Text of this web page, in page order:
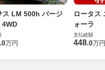
ス LM 500h バージ
4WD
0万円
ロータス
ォーラ
支払総額
448.0万円